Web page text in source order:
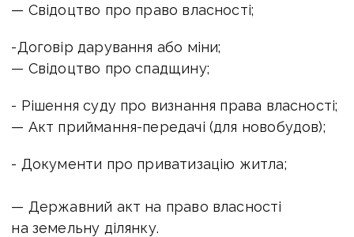
— Свідоцтво про право власності;
-Договір дарування або міни;
— Свідоцтво про спадщину;
- Рішення суду про визнання права власності;
— Акт приймання-передачі (для новобудов);
- Документи про приватизацію житла;
— Державний акт на право власності
на земельну ділянку.